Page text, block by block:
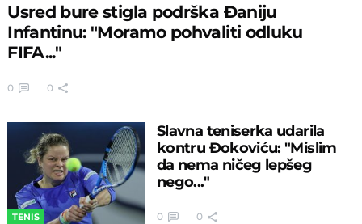
Usred bure stigla podrška Đaniju
Infantinu: "Moramo pohvaliti odluku
FIFA..."
0 0
TENIS
Slavna teniserka udarila
kontru Đokoviću: "Mislim
da nema ničeg lepšeg
nego..."
0 0